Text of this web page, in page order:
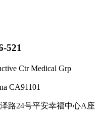
521
Ctr Medical Grp
CA91101
路24号平安幸福中心A座